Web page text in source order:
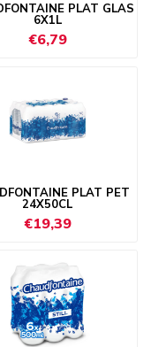
PLAT GLAS
6X1L
€6,79
PLAT PET
24X50CL
€19,39